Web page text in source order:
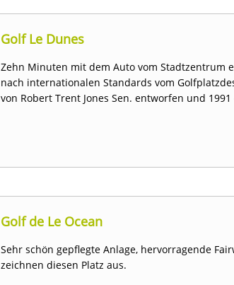
Golf Le Dunes
Zehn Minuten mit dem Auto vom Stadtzentrum
nach internationalen Standards vom
von Robert Trent Jones Sen. entworfen und
Golf de Le Ocean
Sehr schön gepflegte Anlage, hervorragende
zeichnen diesen Platz aus.